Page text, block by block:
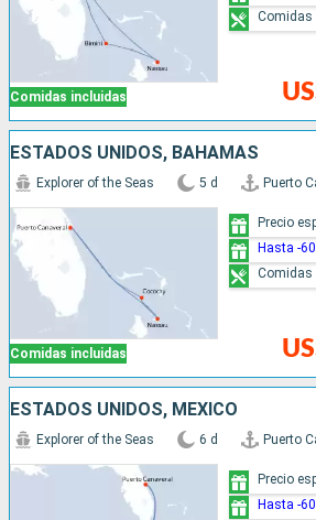
Comidas incluidas
Comidas
ESTADOS UNIDOS, BAHAMAS
Comidas incluidas
Explorer of the Seas 5 d Puerto
Precio
Hasta -
Comidas
ESTADOS UNIDOS, MÉXICO
Explorer of the Seas 6 d Puerto
Precio
Hasta -